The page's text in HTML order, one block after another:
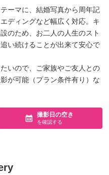
ーマに、結婚写真から周年記
ディングなど幅広く対応。キ
のため、お二人の人生のスト
い続けることが出来て安心で
いので、ご家族やご友人との
が可能（プラン条件有り）な
撮影日の空き
を確認する